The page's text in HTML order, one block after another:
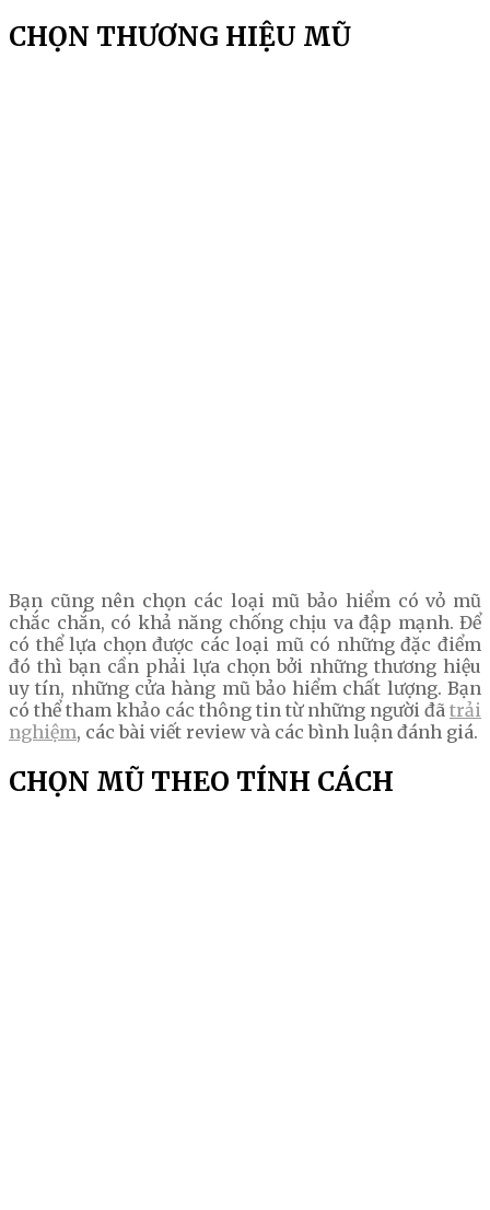
CHỌN THƯƠNG HIỆU MŨ
Bạn cũng nên chọn các loại mũ bảo hiểm có vỏ mũ
chắc chắn, có khả năng chống chịu va đập mạnh. Để
có thể lựa chọn được các loại mũ có những đặc điểm
đó thì bạn cần phải lựa chọn bởi những thương hiệu
uy tín, những cửa hàng mũ bảo hiểm chất lượng. Bạn
có thể tham khảo các thông tin từ những người đã trải
nghiệm, các bài viết review và các bình luận đánh giá.
CHỌN MŨ THEO TÍNH CÁCH